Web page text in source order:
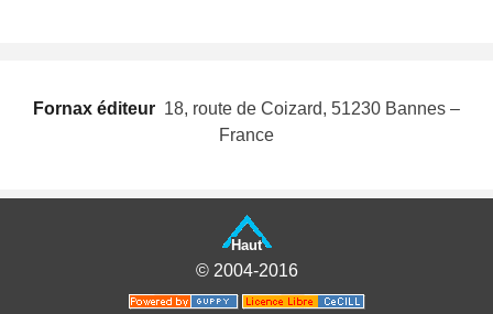
Fornax éditeur  18, route de Coizard, 51230 Bannes –
France
Haut
© 2004-2016